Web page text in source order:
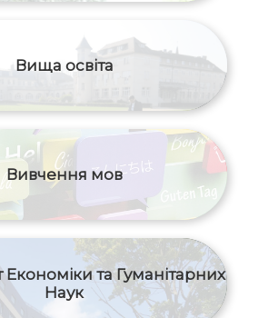
Вища освіта
Вивчення мов
Економіки та Гуманітарних
Наук